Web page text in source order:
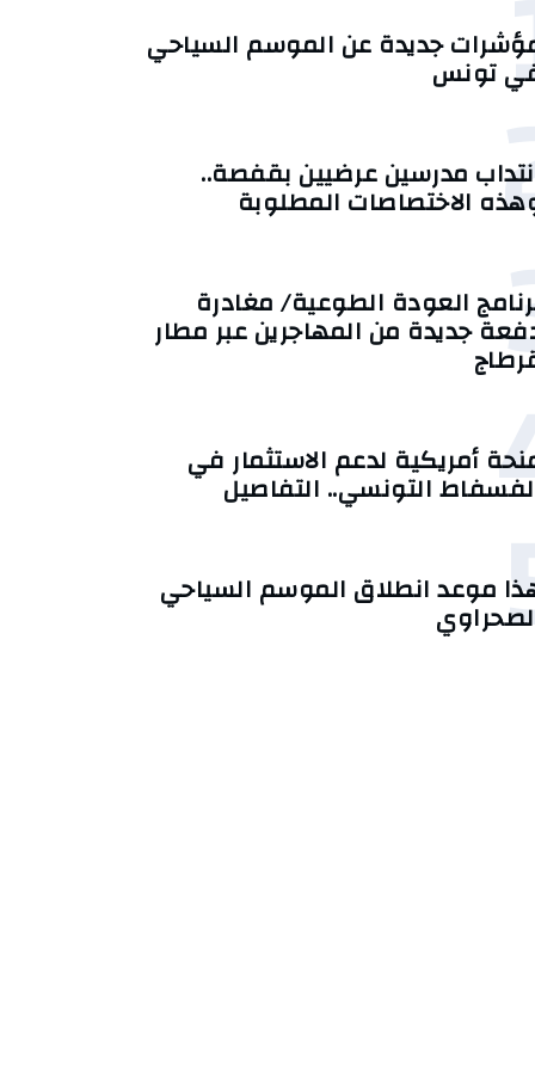
جديدة عن الموسم السياحي
تونس
مدرسين عرضيين بقفصة..
الاختصاصات المطلوبة
العودة الطوعية/ مغادرة
جديدة من المهاجرين عبر مطار
أمريكية لدعم الاستثمار في
التونسي.. التفاصيل
موعد انطلاق الموسم السياحي